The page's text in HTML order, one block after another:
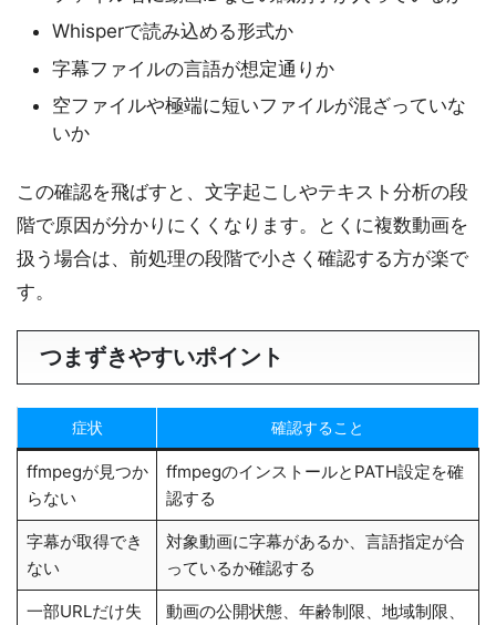
Whisperで読み込める形式か
字幕ファイルの言語が想定通りか
空ファイルや極端に短いファイルが混ざっていな
いか
この確認を飛ばすと、文字起こしやテキスト分析の段
階で原因が分かりにくくなります。とくに複数動画を
扱う場合は、前処理の段階で小さく確認する方が楽で
す。
つまずきやすいポイント
症状 確認すること
ffmpegが見つか
らない
ffmpegのインストールとPATH設定を確
認する
字幕が取得でき
ない
対象動画に字幕があるか、言語指定が合
っているか確認する
一部URLだけ失
動画の公開状態、年齢制限、地域制限、